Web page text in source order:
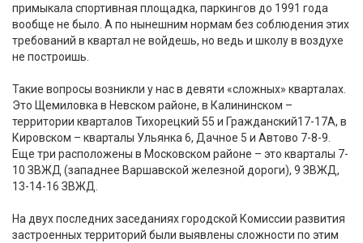
примыкала спортивная площадка, паркингов до 1991 года
вообще не было. А по нынешним нормам без соблюдения этих
требований в квартал не войдешь, но ведь и школу в воздухе
не построишь.
Такие вопросы возникли у нас в девяти «сложных» кварталах.
Это Щемиловка в Невском районе, в Калининском –
территории кварталов Тихорецкий 55 и Гражданский17-17А, в
Кировском – кварталы Ульянка 6, Дачное 5 и Автово 7-8-9.
Еще три расположены в Московском районе – это кварталы 7-
10 ЗВЖД (западнее Варшавской железной дороги), 9 ЗВЖД,
13-14-16 ЗВЖД.
На двух последних заседаниях городской Комиссии развития
застроенных территорий были выявлены сложности по этим